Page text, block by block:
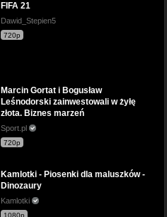
FIFA 21
Dawid_Stepien5
720p
Marcin Gortat i Bogusław
Leśnodorski zainwestowali w żyłę
złota. Biznes marzeń
Sport.pl
720p
Kamlotki - Piosenki dla maluszków -
Dinozaury
Kamlotki
1080p